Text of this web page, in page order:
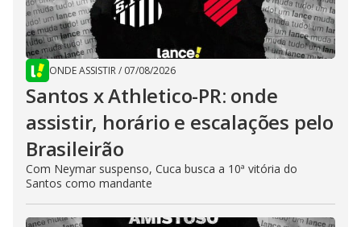
ONDE ASSISTIR/ 07/08/2026
Santos x Athletico-PR: onde
assistir, horário e escalações pelo
Brasileirão
Com Neymar suspenso, Cuca busca a 10ª vitória do
Santos como mandante